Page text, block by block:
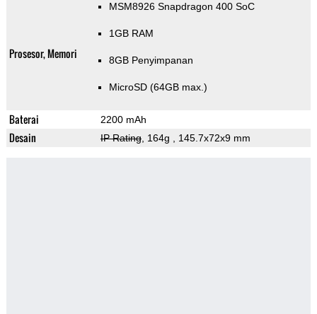
Prosesor, Memori
MSM8926 Snapdragon 400 SoC
1GB RAM
8GB Penyimpanan
MicroSD (64GB max.)
Baterai 2200 mAh
Desain IP Rating, 164g , 145.7x72x9 mm